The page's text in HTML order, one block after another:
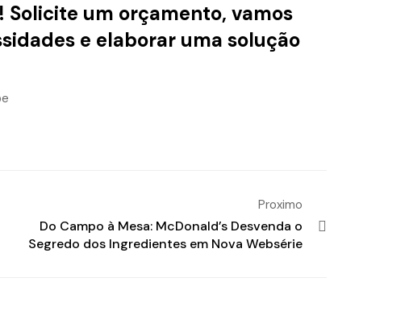
um orçamento, vamos
e elaborar uma solução
Proximo
Do Campo à Mesa: McDonald’s Desvenda o
Segredo dos Ingredientes em Nova Websérie